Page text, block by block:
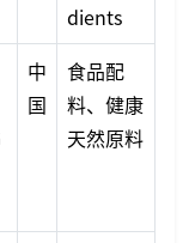
dients
中
国
食品配
料、健康
天然原料